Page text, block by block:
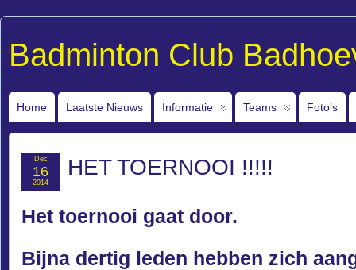
Badminton Club
Home Laatste Nieuws Informatie Teams Foto’s
HET TOERNOOI !!!!!
Dec
16
2014
Het toernooi gaat door.
Bijna dertig leden hebben zich